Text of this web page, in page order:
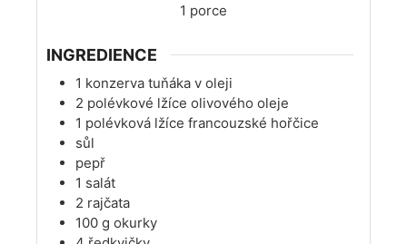
1 porce
INGREDIENCE
1 konzerva tuňáka v oleji
2 polévkové lžíce olivového oleje
1 polévková lžíce francouzské hořčice
sůl
pepř
1 salát
2 rajčata
100 g okurky